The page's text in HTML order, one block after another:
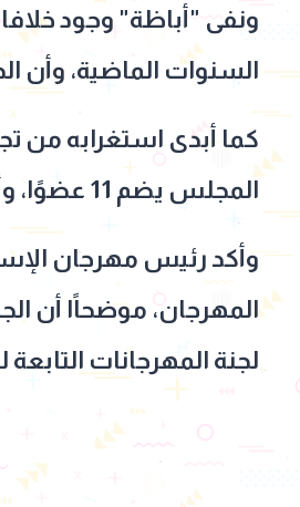
ونفى "أباظة" وجود
السنوات الماضية، وأن
كما أبدى استغرابه من
المجلس يضم 11 عضوًا، وأن رأي الأغلبية لم يؤخذ في الاعتبار خلال الأزمة.
وأكد رئيس مهرجان
المهرجان، موضحاًا أن
لجنة المهرجانات التابعة